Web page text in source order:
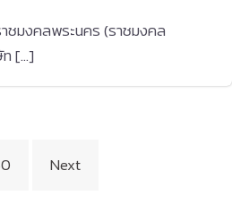
ชมงคลพระนคร (ราชมงคล
[…]
Next